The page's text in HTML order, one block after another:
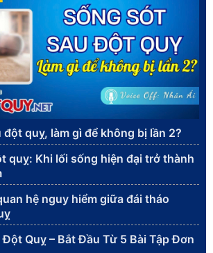
đột quỵ, làm gì để không bị lần 2?
quỵ: Khi lối sống hiện đại trở thành
hệ nguy hiểm giữa đái tháo
Quỵ – Bắt Đầu Từ 5 Bài Tập Đơn